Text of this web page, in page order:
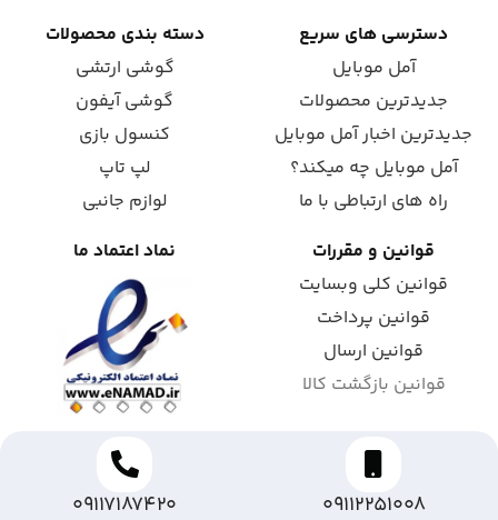
دسترسی های سریع
آمل موبایل
جدیدترین محصولات
جدیدترین اخبار آمل موبایل
آمل موبایل چه میکند؟
راه های ارتباطی با ما
دسته بندی محصولات
گوشی ارتشی
گوشی آیفون
کنسول بازی
لپ تاپ
لوازم جانبی
قوانین و مقررات
قوانین کلی وبسایت
قوانین پرداخت
قوانین ارسال
قوانین بازگشت کالا
نماد اعتماد ما
09112251008
09117187420